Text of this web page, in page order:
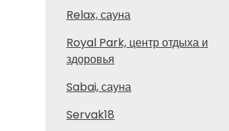
Relax, сауна
Royal Park, центр отдыха и
здоровья
Sabai, сауна
Servak18